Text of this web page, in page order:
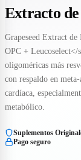
Extracto
Grapeseed Extract
OPC + Leucoselect</
oligoméricas más
con respaldo en
cardíaca,
metabólico.
Suplementos
Pago seguro